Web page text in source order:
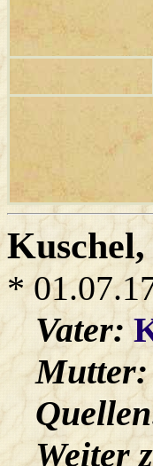
Kuschel
*
Vater:
Weiter